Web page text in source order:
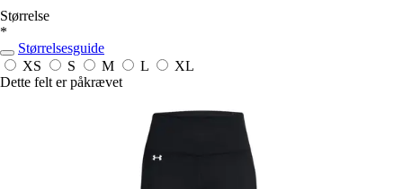
Størrelse
*
Størrelsesguide
XS
S M L
XL
Dette felt er påkrævet